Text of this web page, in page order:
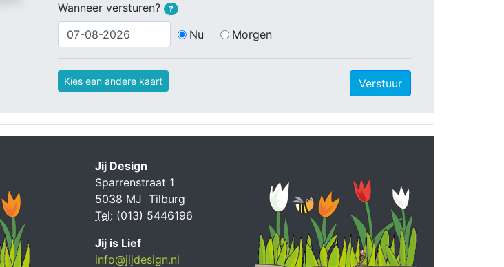
Wanneer versturen?
?
Nu Morgen
Kies een andere kaart Verstuur
Jij Design
Sparrenstraat 1
5038 MJ Tilburg
Tel: (013) 5446196
Jij is Lief
info@jijdesign.nl